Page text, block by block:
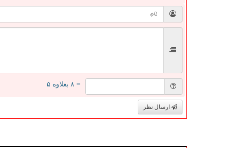
= ۸ بعلاوه ۵
ارسال نظر